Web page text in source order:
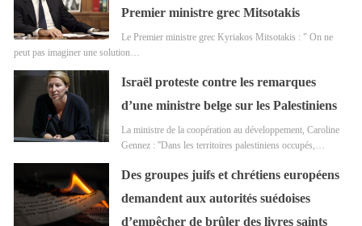
Premier ministre grec Mitsotakis
Le Premier ministre grec Kyriakos Mitsotakis : " On ne
peut pas imaginer une solution…
Israël proteste contre les remarques
d’une ministre belge sur les Palestiniens
La ministre de la coopération au développement, Caroline
Gennez : ''Dans les territoires palestiniens occupés,…
Des groupes juifs et chrétiens européens
demandent aux autorités suédoises
d’empêcher de brûler des livres saints